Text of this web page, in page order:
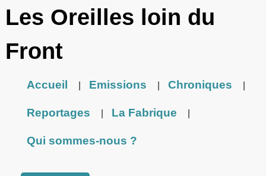
Les Oreilles loin du
Front
Accueil Emissions Chroniques
Reportages La Fabrique
Qui sommes-nous ?